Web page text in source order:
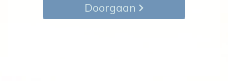
Doorgaan